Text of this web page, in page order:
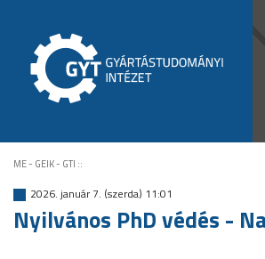
ME - GEIK - GTI ::
2026. január 7. (szerda) 11:01
Nyilvános PhD védés -